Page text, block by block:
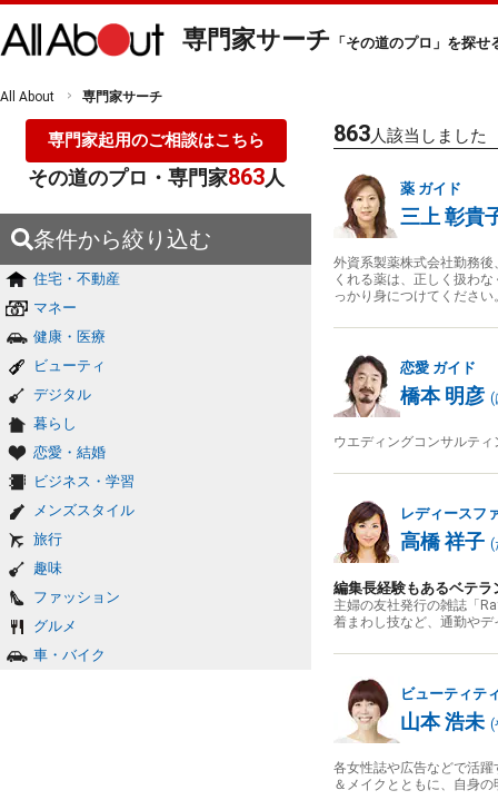
専門家サーチ 「その道のプロ」を探せ
All About 専門家サーチ
専門家起用のご相談はこちら
その道のプロ・専門家863人
条件から絞り込む
住宅・不動産
マネー
健康・医療
ビューティ
デジタル
暮らし
恋愛・結婚
ビジネス・学習
メンズスタイル
旅行
趣味
ファッション
グルメ
車・バイク
863人該当しました
薬 ガイド
三上 彰貴
外資系製薬株式会社勤務
くれる薬は、正しく扱わ
っかり身につけてください
恋愛 ガイド
橋本 明彦 (
ウエディングコンサルテ
レディースフ
高橋 祥子 (
編集長経験もあるベテ
主婦の友社発行の雑誌「
着まわし技など、通勤や
ビューティテ
山本 浩未 (
各女性誌や広告などで活
＆メイクとともに、自身